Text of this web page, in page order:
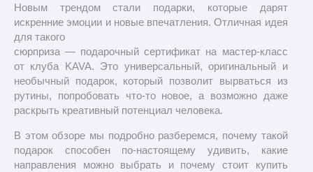
Новым трендом стали подарки, которые дарят
искренние эмоции и новые впечатления. Отличная идея
для такого
сюрприза — подарочный сертификат на мастер-класс
от клуба KAVA. Это универсальный, оригинальный и
необычный подарок, который позволит вырваться из
рутины, попробовать что-то новое, а возможно даже
раскрыть креативный потенциал человека.
В этом обзоре мы подробно разберемся, почему такой
подарок способен по-настоящему удивить, какие
направления можно выбрать и почему стоит купить